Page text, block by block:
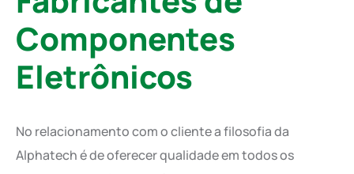
Componentes
Eletrônicos
No relacionamento com o cliente a filosofia da
Alphatech é de oferecer qualidade em todos os